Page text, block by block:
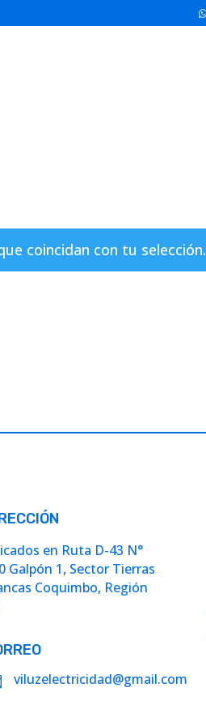
coincidan con tu selección.
en Ruta D-43 N°
Galpón 1, Sector Tierras
Coquimbo, Región
viluzelectricidad@gmail.com